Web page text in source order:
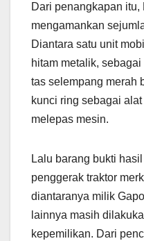
Dari penangkapan itu,
mengamankan
Diantara satu unit
hitam metalik,
tas selempang merah
kunci ring sebagai
melepas mesin.
Lalu barang bukti
penggerak traktor
diantaranya milik
lainnya masih
kepemilikan. Dari